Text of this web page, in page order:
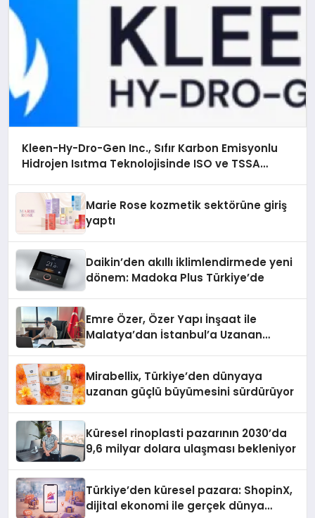
Kleen-Hy-Dro-Gen Inc., Sıfır Karbon Emisyonlu
Hidrojen Isıtma Teknolojisinde ISO ve TSSA
Marie Rose kozmetik sektörüne giriş
yaptı
Daikin’den akıllı iklimlendirmede yeni
dönem: Madoka Plus Türkiye’de
Emre Özer, Özer Yapı İnşaat ile
Malatya’dan İstanbul’a Uzanan
Mirabellix, Türkiye’den dünyaya
uzanan güçlü büyümesini sürdürüyor
Küresel rinoplasti pazarının 2030’da
9,6 milyar dolara ulaşması bekleniyor
Türkiye’den küresel pazara: ShopinX,
dijital ekonomi ile gerçek dünya